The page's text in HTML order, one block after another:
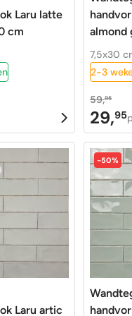
Laru latte
cm
almond
7,5x30
2-3
59,95
prijs
was:
59,95.
29,95
Huidige
prijs
is:
29,95.
Laru artic
-50%